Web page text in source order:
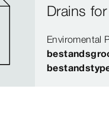
Drains
Enviromental